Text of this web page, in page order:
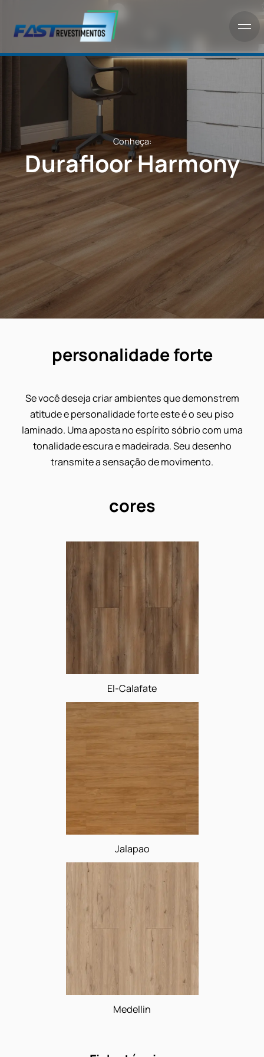
Conheça:
Durafloor
personalidade forte
Se você deseja criar ambientes que
atitude e personalidade forte este é o seu piso
transmite a sensação de movimento.
cores
El-Calafate
Jalapao